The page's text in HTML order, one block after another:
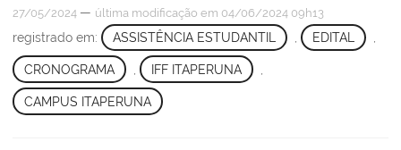
27/05/2024 — última modificação em 04/06/2024 09h13
registrado em: ASSISTÊNCIA ESTUDANTIL EDITAL
CRONOGRAMA IFF ITAPERUNA
CAMPUS ITAPERUNA